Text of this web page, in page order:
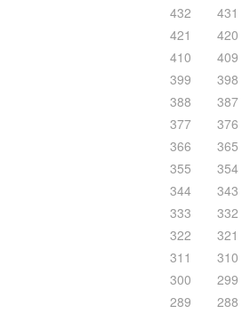
432
431
421
420
410
409
399
398
388
387
377
376
366
365
355
354
344
343
333
332
322
321
311
310
300
299
289
288